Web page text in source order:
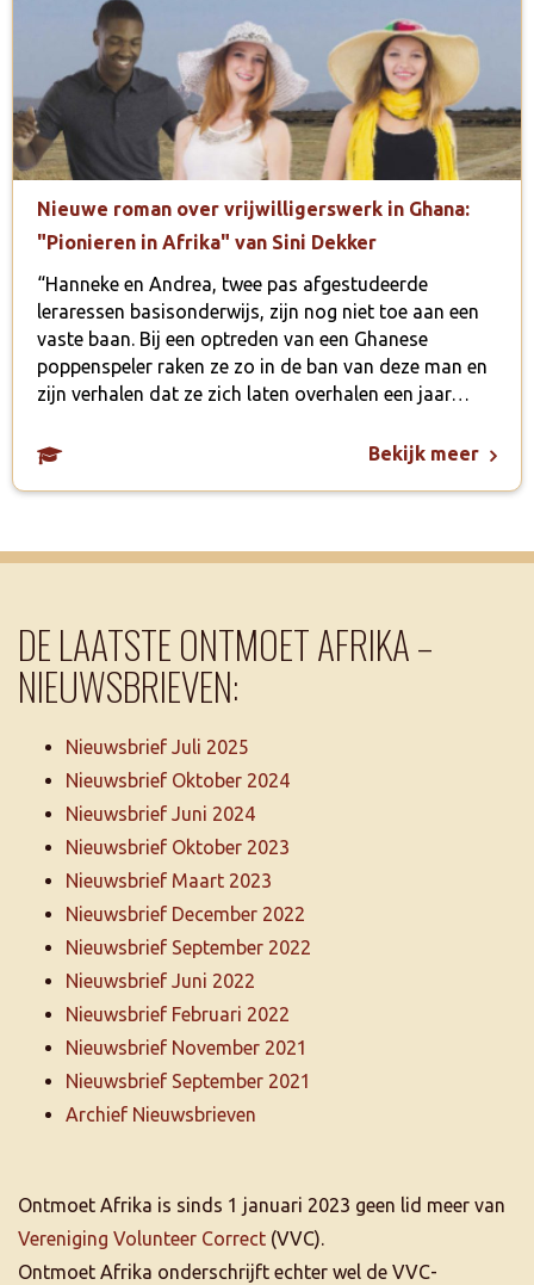
Nieuwe roman over vrijwilligerswerk in Ghana:
"Pionieren in Afrika" van Sini Dekker
“Hanneke en Andrea, twee pas afgestudeerde
leraressen basisonderwijs, zijn nog niet toe aan een
vaste baan. Bij een optreden van een Ghanese
poppenspeler raken ze zo in de ban van deze man en
zijn verhalen dat ze zich laten overhalen een jaar…
Bekijk meer
DE LAATSTE ONTMOET AFRIKA –
NIEUWSBRIEVEN:
Nieuwsbrief Juli 2025
Nieuwsbrief Oktober 2024
Nieuwsbrief Juni 2024
Nieuwsbrief Oktober 2023
Nieuwsbrief Maart 2023
Nieuwsbrief December 2022
Nieuwsbrief September 2022
Nieuwsbrief Juni 2022
Nieuwsbrief Februari 2022
Nieuwsbrief November 2021
Nieuwsbrief September 2021
Archief Nieuwsbrieven
Ontmoet Afrika is sinds 1 januari 2023 geen lid meer van
Vereniging Volunteer Correct (VVC).
Ontmoet Afrika onderschrijft echter wel de VVC-